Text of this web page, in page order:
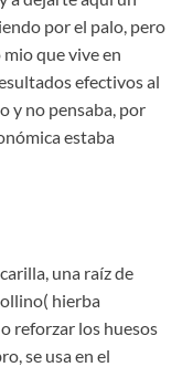
por el palo, pero
que vive en
efectivos al
y no pensaba, por
estaba
una raíz de
hierba
reforzar los huesos
se usa en el